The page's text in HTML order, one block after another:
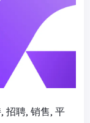
招聘, 销售, 平